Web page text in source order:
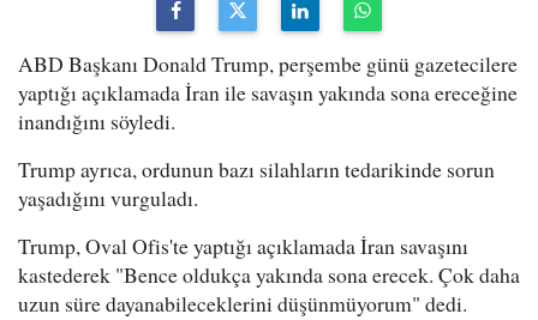
ABD Başkanı Donald Trump, perşembe günü gazetecilere
yaptığı açıklamada İran ile savaşın yakında sona ereceğine
inandığını söyledi.
Trump ayrıca, ordunun bazı silahların tedarikinde sorun
yaşadığını vurguladı.
Trump, Oval Ofis'te yaptığı açıklamada İran savaşını
kastederek "Bence oldukça yakında sona erecek. Çok daha
uzun süre dayanabileceklerini düşünmüyorum" dedi.